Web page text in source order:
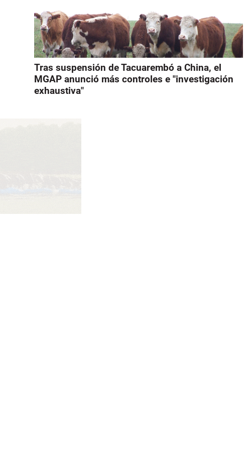
Tras suspensión de Tacuarembó a China, el
MGAP anunció más controles e "investigación
exhaustiva"